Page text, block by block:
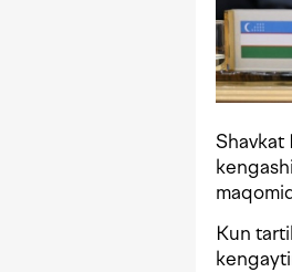
Shavkat
Kun